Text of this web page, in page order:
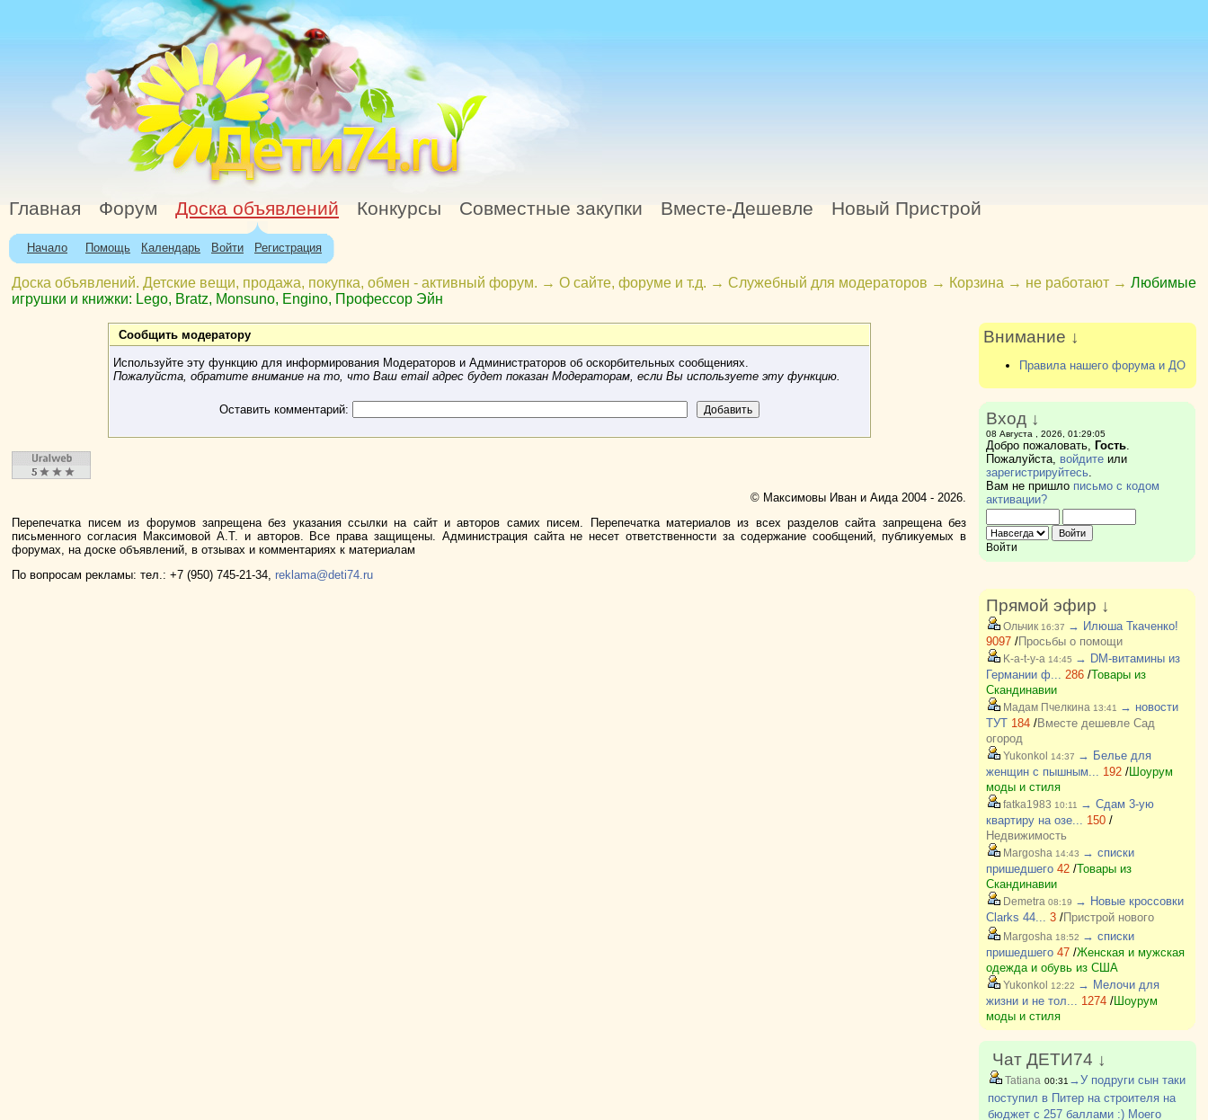
Главная Форум Доска объявлений Конкурсы Совместные закупки Вместе-Дешевле Новый Пристрой
Начало Помощь Календарь Войти Регистрация
Доска объявлений. Детские вещи, продажа, покупка, обмен - активный форум. → О сайте, форуме и т.д. → Служебный для модераторов → Корзина → не работают → Любимые
игрушки и книжки: Lego, Bratz, Monsuno, Engino, Профессор Эйн
Сообщить модератору
Используйте эту функцию для информирования Модераторов и Администраторов об оскорбительных сообщениях.
Пожалуйста, обратите внимание на то, что Ваш email адрес будет показан Модераторам, если Вы используете эту функцию.
Оставить комментарий:
© Максимовы Иван и Аида 2004 - 2026.
Перепечатка писем из форумов запрещена без указания ссылки на сайт и авторов самих писем. Перепечатка материалов из всех разделов сайта запрещена без
письменного согласия Максимовой А.Т. и авторов. Все права защищены. Администрация сайта не несет ответственности за содержание сообщений, публикуемых в
форумах, на доске объявлений, в отзывах и комментариях к материалам
По вопросам рекламы: тел.: +7 (950) 745-21-34,reklama@deti74.ru
Внимание ↓
Правила нашего форума и ДО
Вход ↓
08 Августа , 2026, 01:29:05
Добро пожаловать, Гость.
Пожалуйста, войдитеили
зарегистрируйтесь.
Вам не пришло письмо с кодом
активации?
Войти
Прямой эфир ↓
Ольчик16:37 → Илюша Ткаченко!
9097/Просьбы о помощи
K-a-t-y-a 14:45 → DM-витамины из
Германии ф... 286/Товары из
Скандинавии
Мадам Пчелкина 13:41
→ новости
ТУТ 184/Вместе дешевле Сад
огород
Yukonkol 14:37 → Белье для
женщин с пышным... 192/Шоурум
моды и стиля
fatka1983 10:11
→ Сдам 3-ую
квартиру на озе... 150/
Недвижимость
Margosha 14:43 → списки
пришедшего 42/Товары из
Скандинавии
Demetra 08:19 → Новые кроссовки
Clarks 44... 3/Пристрой нового
Margosha 18:52 → списки
пришедшего 47/Женская и мужская
одежда и обувь из США
Yukonkol 12:22 → Мелочи для
жизни и не тол... 1274/Шоурум
моды и стиля
Чат ДЕТИ74 ↓
Tatiana 00:31 →У подруги сын таки
поступил в Питер на строителя на
бюджет с 257 баллами :) Моего